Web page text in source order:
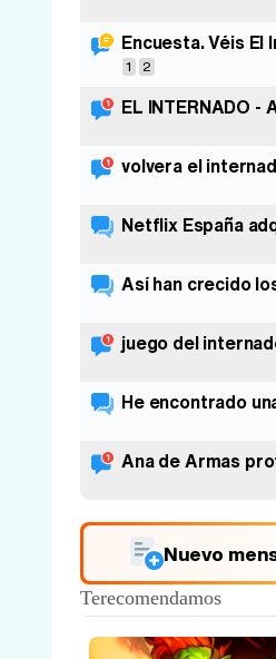
Encuesta. Véis El
1 2
EL INTERNADO -
volvera el
Netflix España
Así han crecido
juego del
He encontrado
Ana de Armas
Nuevo